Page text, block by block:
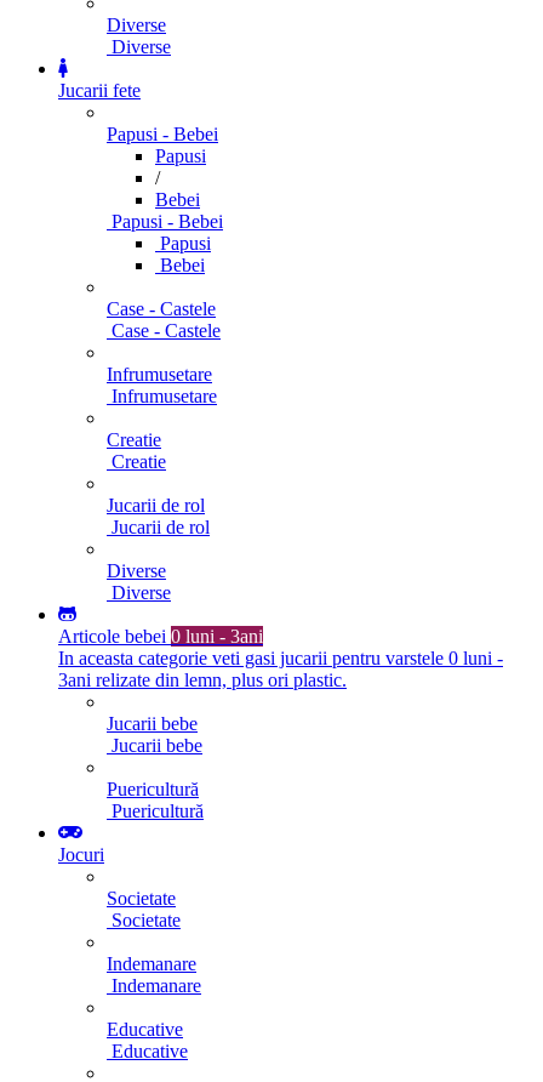
Diverse
Diverse
Jucarii fete
Papusi - Bebei
Papusi
/
Bebei
Papusi - Bebei
Papusi
Bebei
Case - Castele
Case - Castele
Infrumusetare
Infrumusetare
Creatie
Creatie
Jucarii de rol
Jucarii de rol
Diverse
Diverse
Articole bebei 0 luni - 3ani
In aceasta categorie veti gasi jucarii pentru varstele 0 luni -
3ani relizate din lemn, plus ori plastic.
Jucarii bebe
Jucarii bebe
Puericultură
Puericultură
Jocuri
Societate
Societate
Indemanare
Indemanare
Educative
Educative